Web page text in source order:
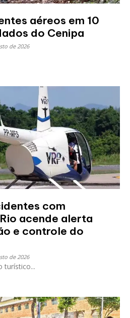
aéreos em 10
do Cenipa
de 2026
com
acende alerta
e controle do
de 2026
turístico...